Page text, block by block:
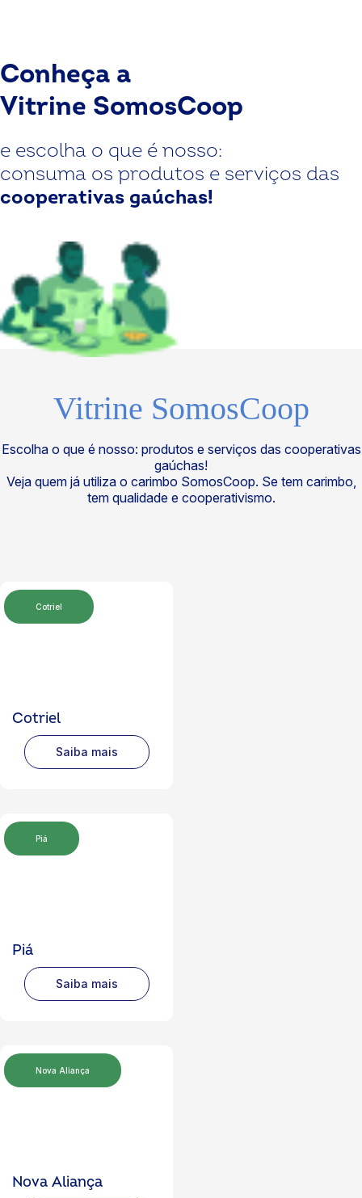
Conheça a
Vitrine SomosCoop
e escolha o que é nosso:
consuma os produtos e serviços das
cooperativas gaúchas!
Vitrine SomosCoop
Escolha o que é nosso: produtos e serviços das cooperativas
gaúchas!
Veja quem já utiliza o carimbo SomosCoop. Se tem carimbo,
tem qualidade e cooperativismo.
Cotriel
Cotriel
Saiba mais
Piá
Piá
Saiba mais
Nova Aliança
Nova Aliança